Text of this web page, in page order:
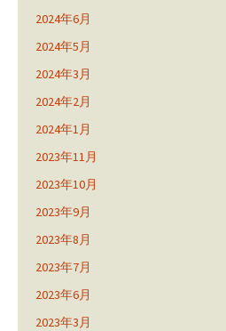
2024年6月
2024年5月
2024年3月
2024年2月
2024年1月
2023年11月
2023年10月
2023年9月
2023年8月
2023年7月
2023年6月
2023年3月